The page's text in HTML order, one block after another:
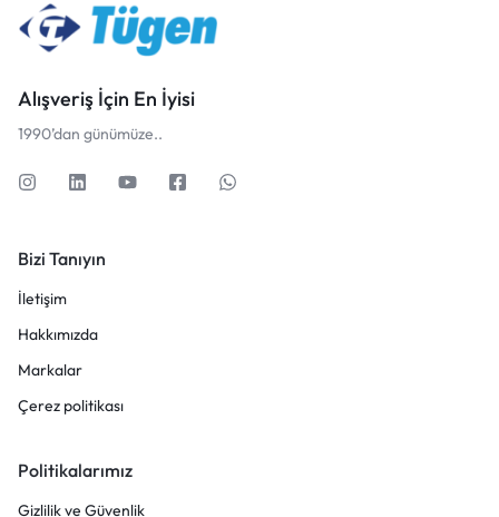
Alışveriş İçin En İyisi
1990’dan günümüze..
Bizi Tanıyın
İletişim
Hakkımızda
Markalar
Çerez politikası
Politikalarımız
Gizlilik ve Güvenlik